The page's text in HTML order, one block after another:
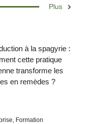
Plus
à la spagyrie :
cette pratique
transforme les
en remèdes ?
Formation